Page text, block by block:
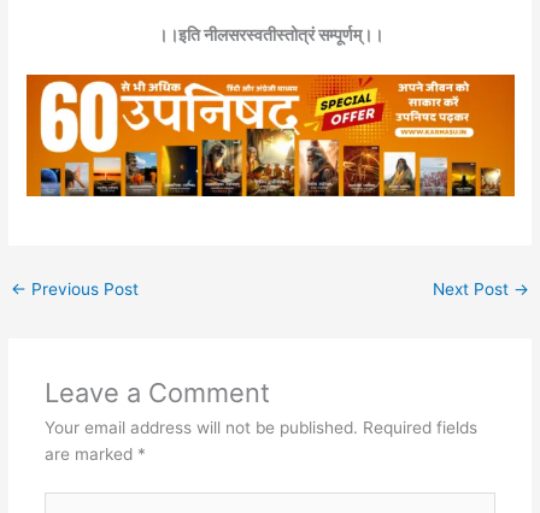
।।इति नीलसरस्वतीस्तोत्रं सम्पूर्णम्।।
← Previous Post Next Post →
Leave a Comment
Your email address will not be published. Required fields
are marked *